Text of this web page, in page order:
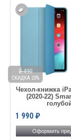
Чехол-книжка
(2020-22)
1 990 ₽
2 490
СКИДКА 20%
Оформить